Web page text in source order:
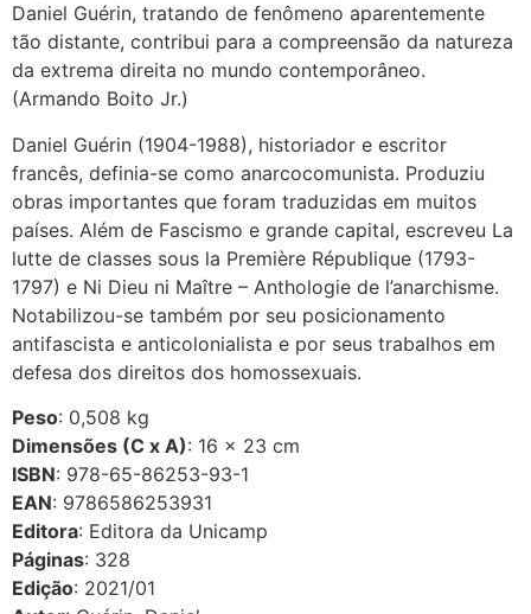
Daniel Guérin, tratando de fenômeno aparentemente
tão distante, contribui para a compreensão da natureza
da extrema direita no mundo contemporâneo.
(Armando Boito Jr.)
Daniel Guérin (1904-1988), historiador e escritor
francês, definia-se como anarcocomunista. Produziu
obras importantes que foram traduzidas em muitos
países. Além de Fascismo e grande capital, escreveu La
lutte de classes sous la Première République (1793-
1797) e Ni Dieu ni Maître – Anthologie de l’anarchisme.
Notabilizou-se também por seu posicionamento
antifascista e anticolonialista e por seus trabalhos em
defesa dos direitos dos homossexuais.
Peso: 0,508 kg
Dimensões (C x A): 16 × 23 cm
ISBN: 978-65-86253-93-1
EAN: 9786586253931
Editora: Editora da Unicamp
Páginas: 328
Edição: 2021/01